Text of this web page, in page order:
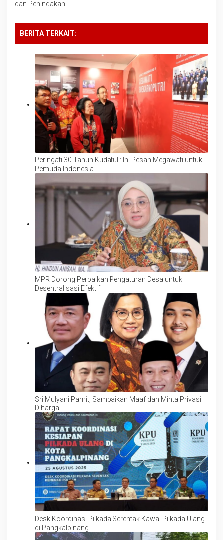
dan Penindakan
BERITA TERKAIT:
Peringati 30 Tahun Kudatuli: Ini Pesan Megawati untuk
Pemuda Indonesia
MPR Dorong Perbaikan Pengaturan Desa untuk
Desentralisasi Efektif
Sri Mulyani Pamit, Sampaikan Maaf dan Minta Privasi
Dihargai
Desk Koordinasi Pilkada Serentak Kawal Pilkada Ulang
di Pangkalpinang